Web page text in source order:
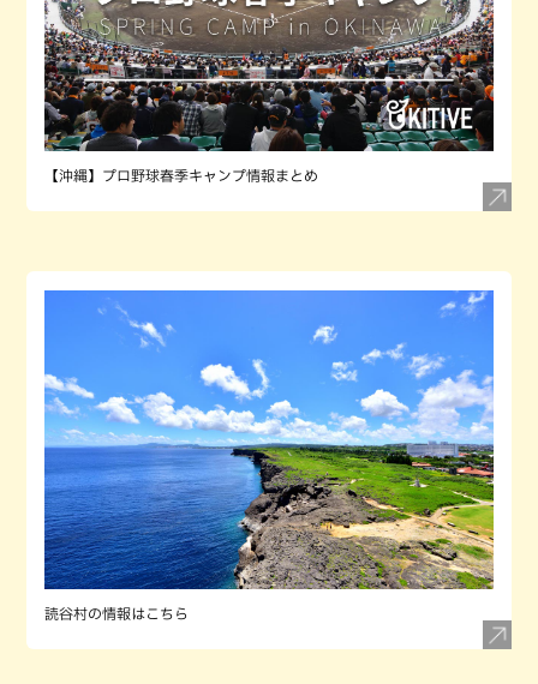
【沖縄】プロ野球春季キャンプ情報まとめ
読谷村の情報はこちら